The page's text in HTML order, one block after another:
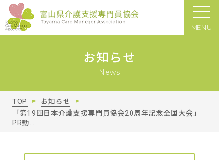
MENU
お知らせ
News
TOP
お知らせ
「第19回日本介護支援専門員協会20周年記念全国大会」
PR動…